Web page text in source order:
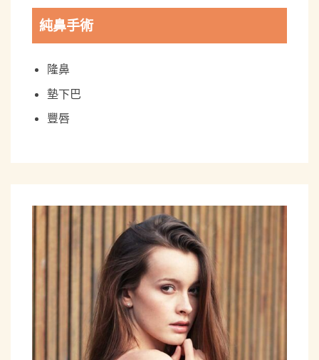
純鼻手術
隆鼻
墊下巴
豐唇